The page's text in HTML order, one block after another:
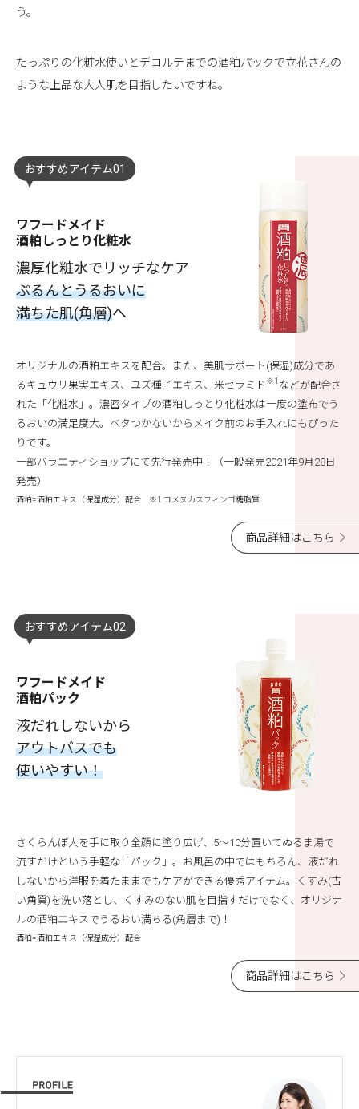
う。
たっぷりの化粧水使いとデコルテまでの酒粕パックで立花さんの
ような上品な大人肌を目指したいですね。
おすすめアイテム01
ワフードメイド
酒粕しっとり化粧水
濃厚化粧水でリッチなケア
ぷるんとうるおいに
満ちた肌(角層)へ
オリジナルの酒粕エキスを配合。また、美肌サポート(保湿)成分であ
るキュウリ果実エキス、ユズ種子エキス、米セラミド ※1 などが配合さ
れた「化粧水」。濃密タイプの酒粕しっとり化粧水は一度の塗布でう
るおいの満足度大。ベタつかないからメイク前のお手入れにもぴった
りです。
一部バラエティショップにて先行発売中！（一般発売2021年9月28日
発売）
酒粕=酒粕エキス（保湿成分）配合 ※1 コメヌカスフィンゴ糖脂質
商品詳細はこちら
おすすめアイテム02
ワフードメイド
酒粕パック
液だれしないから
アウトバスでも
使いやすい！
さくらんぼ大を手に取り全顔に塗り広げ、5～10分置いてぬるま湯で
流すだけという手軽な「パック」。お風呂の中ではもちろん、液だれ
しないから洋服を着たままでもケアができる優秀アイテム。くすみ(古
い角質)を洗い落とし、くすみのない肌を目指すだけでなく、オリジナ
ルの酒粕エキスでうるおい満ちる(角層まで)！
酒粕=酒粕エキス（保湿成分）配合
商品詳細はこちら